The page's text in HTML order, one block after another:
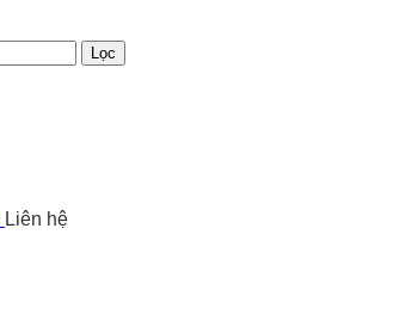
Lọc
Liên hệ